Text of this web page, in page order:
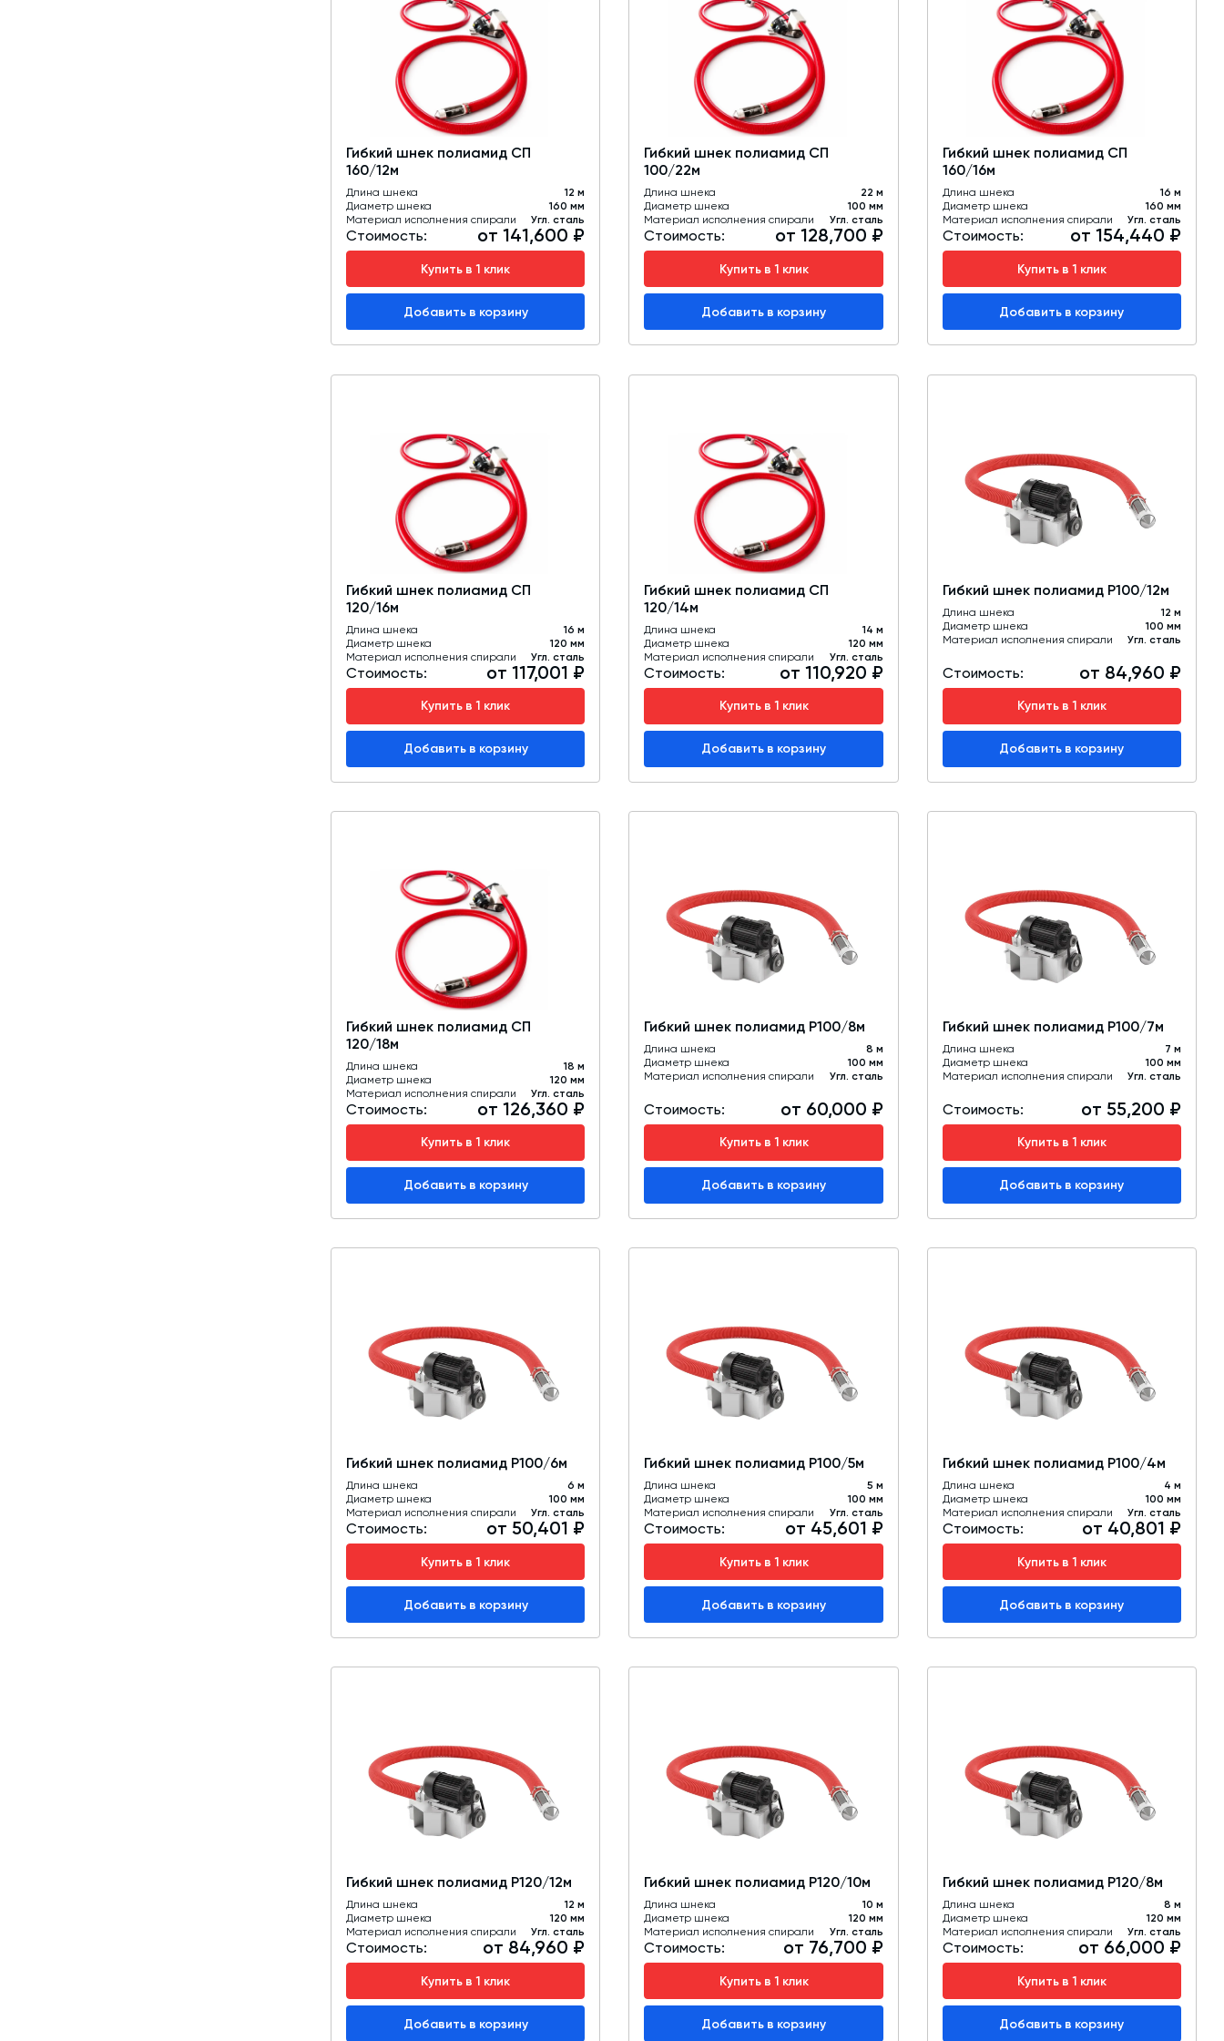
Гибкий шнек полиамид СП
160/12м
Длина шнека
12 м
Диаметр шнека
160 мм
Материал исполнения спирали
Угл. сталь
Стоимость: от 141,600 ₽
Купить в 1 клик
Добавить в корзину
Гибкий шнек полиамид СП
100/22м
Длина шнека
22 м
Диаметр шнека
100 мм
Материал исполнения спирали
Угл. сталь
Стоимость: от 128,700 ₽
Купить в 1 клик
Добавить в корзину
Гибкий шнек полиамид СП
160/16м
Длина шнека
16 м
Диаметр шнека
160 мм
Материал исполнения спирали
Угл. сталь
Стоимость: от 154,440 ₽
Купить в 1 клик
Добавить в корзину
Гибкий шнек полиамид СП
120/16м
Длина шнека
16 м
Диаметр шнека
120 мм
Материал исполнения спирали
Угл. сталь
Стоимость: от 117,001 ₽
Купить в 1 клик
Добавить в корзину
Гибкий шнек полиамид СП
120/14м
Длина шнека
14 м
Диаметр шнека
120 мм
Материал исполнения спирали
Угл. сталь
Стоимость: от 110,920 ₽
Купить в 1 клик
Добавить в корзину
Гибкий шнек полиамид Р100/12м
Длина шнека
12 м
Диаметр шнека
100 мм
Материал исполнения спирали
Угл. сталь
Стоимость: от 84,960 ₽
Купить в 1 клик
Добавить в корзину
Гибкий шнек полиамид СП
120/18м
Длина шнека
18 м
Диаметр шнека
120 мм
Материал исполнения спирали
Угл. сталь
Стоимость: от 126,360 ₽
Купить в 1 клик
Добавить в корзину
Гибкий шнек полиамид Р100/8м
Длина шнека
8 м
Диаметр шнека
100 мм
Материал исполнения спирали
Угл. сталь
Стоимость: от 60,000 ₽
Купить в 1 клик
Добавить в корзину
Гибкий шнек полиамид Р100/7м
Длина шнека
7 м
Диаметр шнека
100 мм
Материал исполнения спирали
Угл. сталь
Стоимость: от 55,200 ₽
Купить в 1 клик
Добавить в корзину
Гибкий шнек полиамид Р100/6м
Длина шнека
6 м
Диаметр шнека
100 мм
Материал исполнения спирали
Угл. сталь
Стоимость: от 50,401 ₽
Купить в 1 клик
Добавить в корзину
Гибкий шнек полиамид Р100/5м
Длина шнека
5 м
Диаметр шнека
100 мм
Материал исполнения спирали
Угл. сталь
Стоимость: от 45,601 ₽
Купить в 1 клик
Добавить в корзину
Гибкий шнек полиамид Р100/4м
Длина шнека
4 м
Диаметр шнека
100 мм
Материал исполнения спирали
Угл. сталь
Стоимость: от 40,801 ₽
Купить в 1 клик
Добавить в корзину
Гибкий шнек полиамид Р120/12м
Длина шнека
12 м
Диаметр шнека
120 мм
Материал исполнения спирали
Угл. сталь
Стоимость: от 84,960 ₽
Купить в 1 клик
Добавить в корзину
Гибкий шнек полиамид Р120/10м
Длина шнека
10 м
Диаметр шнека
120 мм
Материал исполнения спирали
Угл. сталь
Стоимость: от 76,700 ₽
Купить в 1 клик
Добавить в корзину
Гибкий шнек полиамид Р120/8м
Длина шнека
8 м
Диаметр шнека
120 мм
Материал исполнения спирали
Угл. сталь
Стоимость: от 66,000 ₽
Купить в 1 клик
Добавить в корзину